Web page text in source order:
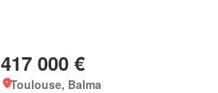
417 000 €
Toulouse, Balma